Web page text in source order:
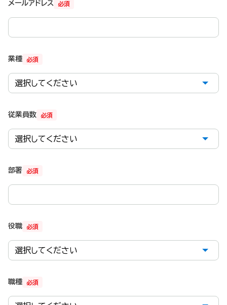
必須
メールアドレス
必須
業種
必須
従業員数
必須
部署
必須
役職
必須
職種